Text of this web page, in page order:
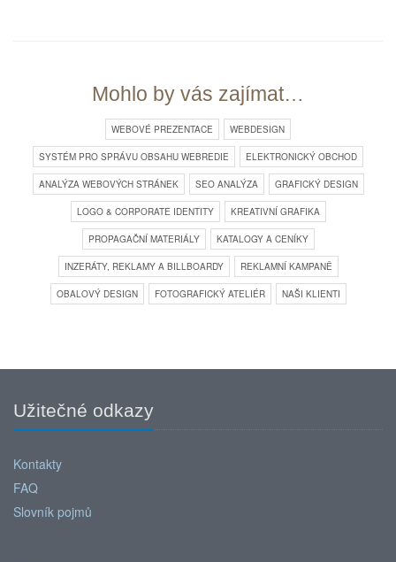
Mohlo by vás zajímat…
WEBOVÉ PREZENTACE WEBDESIGN
SYSTÉM PRO SPRÁVU OBSAHU WEBREDIE ELEKTRONICKÝ OBCHOD
ANALÝZA WEBOVÝCH STRÁNEK SEO ANALÝZA GRAFICKÝ DESIGN
LOGO & CORPORATE IDENTITY KREATIVNÍ GRAFIKA
PROPAGAČNÍ MATERIÁLY KATALOGY A CENÍKY
INZERÁTY, REKLAMY A BILLBOARDY REKLAMNÍ KAMPANĚ
OBALOVÝ DESIGN FOTOGRAFICKÝ ATELIÉR NAŠI KLIENTI
Užitečné odkazy
Kontakty
FAQ
Slovník pojmů